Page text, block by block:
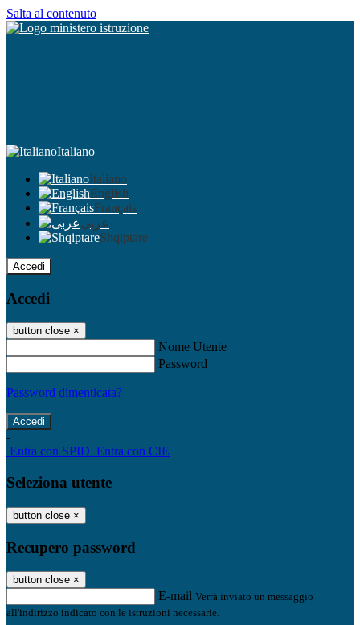
Salta al contenuto
Italiano
Italiano
English
Français
عربى
Shqiptare
Accedi
Accedi
button close ×
Nome Utente
Password
Password dimenticata?
-
Entra con SPID Entra con CIE
Seleziona utente
button close ×
Recupero password
button close ×
E-mail Verrà inviato un messaggio
all'indirizzo indicato con le istruzioni necessarie.